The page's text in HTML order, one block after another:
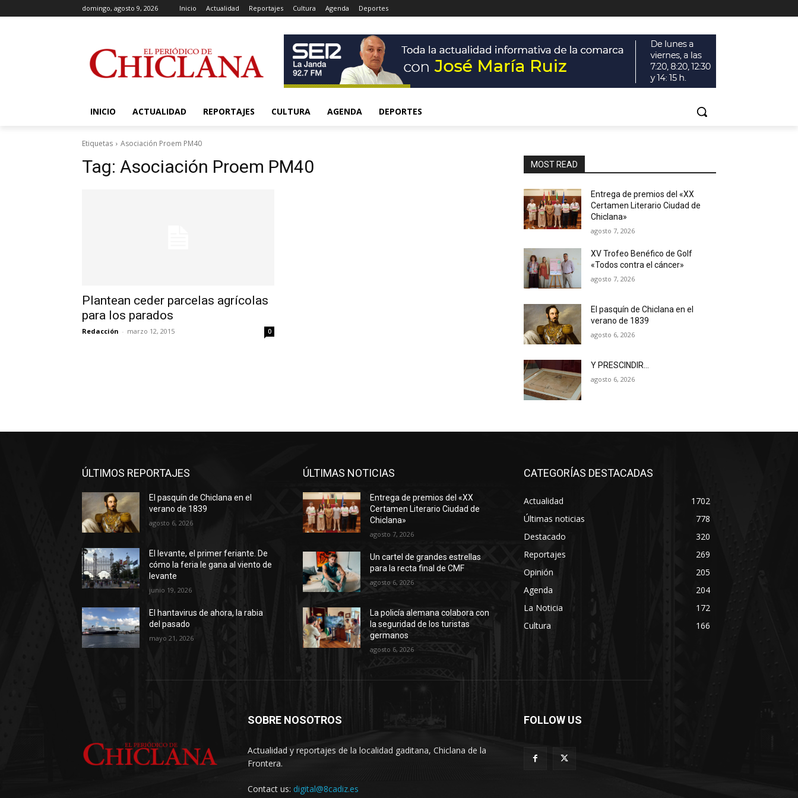
domingo, agosto 9, 2026 Inicio Actualidad Reportajes Cultura Agenda Deportes
INICIO ACTUALIDAD REPORTAJES CULTURA AGENDA DEPORTES
Etiquetas Asociación Proem PM40
Tag: Asociación Proem PM40
Plantean ceder parcelas agrícolas
para los parados
Redacción - marzo 12, 2015 0
MOST READ
Entrega de premios del «XX
Certamen Literario Ciudad de
Chiclana»
agosto 7, 2026
XV Trofeo Benéfico de Golf
«Todos contra el cáncer»
agosto 7, 2026
El pasquín de Chiclana en el
verano de 1839
agosto 6, 2026
Y PRESCINDIR…
agosto 6, 2026
ÚLTIMOS REPORTAJES
El pasquín de Chiclana en el
verano de 1839
agosto 6, 2026
El levante, el primer feriante. De
cómo la feria le gana al viento de
levante
junio 19, 2026
El hantavirus de ahora, la rabia
del pasado
mayo 21, 2026
ÚLTIMAS NOTICIAS
Entrega de premios del «XX
Certamen Literario Ciudad de
Chiclana»
agosto 7, 2026
Un cartel de grandes estrellas
para la recta final de CMF
agosto 6, 2026
La policía alemana colabora con
la seguridad de los turistas
germanos
agosto 6, 2026
CATEGORÍAS DESTACADAS
Actualidad
1702
Últimas noticias
778
Destacado
320
Reportajes
269
Opinión
205
Agenda
204
La Noticia
172
Cultura
166
SOBRE NOSOTROS
Actualidad y reportajes de la localidad gaditana, Chiclana de la
Frontera.
Contact us: digital@8cadiz.es
FOLLOW US